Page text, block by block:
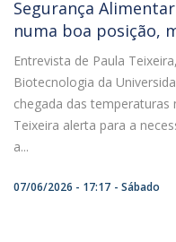
Segurança
numa boa posição,
Entrevista de Paula
Biotecnologia da
chegada das temperaturas
Teixeira alerta para a
a...
07/06/2026 - 17:17 Sábado